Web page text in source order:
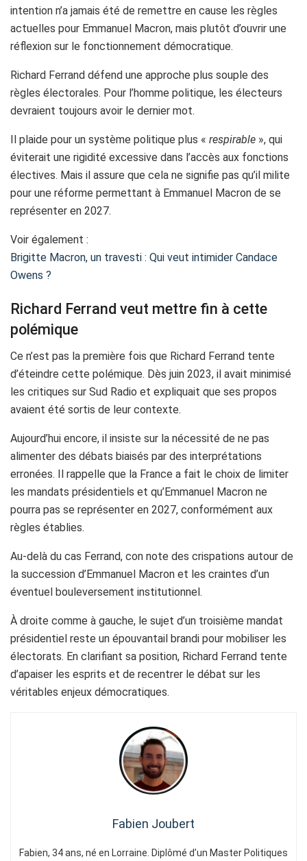
intention n’a jamais été de remettre en cause les règles
actuelles pour Emmanuel Macron, mais plutôt d’ouvrir une
réflexion sur le fonctionnement démocratique.
Richard Ferrand défend une approche plus souple des
règles électorales. Pour l’homme politique, les électeurs
devraient toujours avoir le dernier mot.
Il plaide pour un système politique plus « respirable », qui
éviterait une rigidité excessive dans l’accès aux fonctions
électives. Mais il assure que cela ne signifie pas qu’il milite
pour une réforme permettant à Emmanuel Macron de se
représenter en 2027.
Voir également :
Brigitte Macron, un travesti : Qui veut intimider Candace
Owens ?
Richard Ferrand veut mettre fin à cette
polémique
Ce n’est pas la première fois que Richard Ferrand tente
d’éteindre cette polémique. Dès juin 2023, il avait minimisé
les critiques sur Sud Radio et expliquait que ses propos
avaient été sortis de leur contexte.
Aujourd’hui encore, il insiste sur la nécessité de ne pas
alimenter des débats biaisés par des interprétations
erronées. Il rappelle que la France a fait le choix de limiter
les mandats présidentiels et qu’Emmanuel Macron ne
pourra pas se représenter en 2027, conformément aux
règles établies.
Au-delà du cas Ferrand, con note des crispations autour de
la succession d’Emmanuel Macron et les craintes d’un
éventuel bouleversement institutionnel.
À droite comme à gauche, le sujet d’un troisième mandat
présidentiel reste un épouvantail brandi pour mobiliser les
électorats. En clarifiant sa position, Richard Ferrand tente
d’apaiser les esprits et de recentrer le débat sur les
véritables enjeux démocratiques.
Fabien Joubert
Fabien, 34 ans, né en Lorraine. Diplômé d’un Master Politiques